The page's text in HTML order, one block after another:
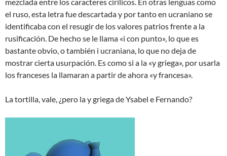
el ruso, esta letra fue descartada y por tanto en ucraniano se
identificaba con el resugir de los valores patrios frente a la
rusificación. De hecho se le llama «i con punto», lo que es
bastante obvio, o también i ucraniana, lo que no deja de
mostrar cierta usurpación. Es como si a la «y griega», por usarla
los franceses la llamaran a partir de ahora «y francesa».
La tortilla, vale, ¿pero la y griega de Ysabel e Fernando?